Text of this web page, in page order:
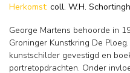
Herkomst: coll. W.H.
George Martens behoorde in
Groninger Kunstkring De
kunstschilder gevestigd en
portretopdrachten. Onder